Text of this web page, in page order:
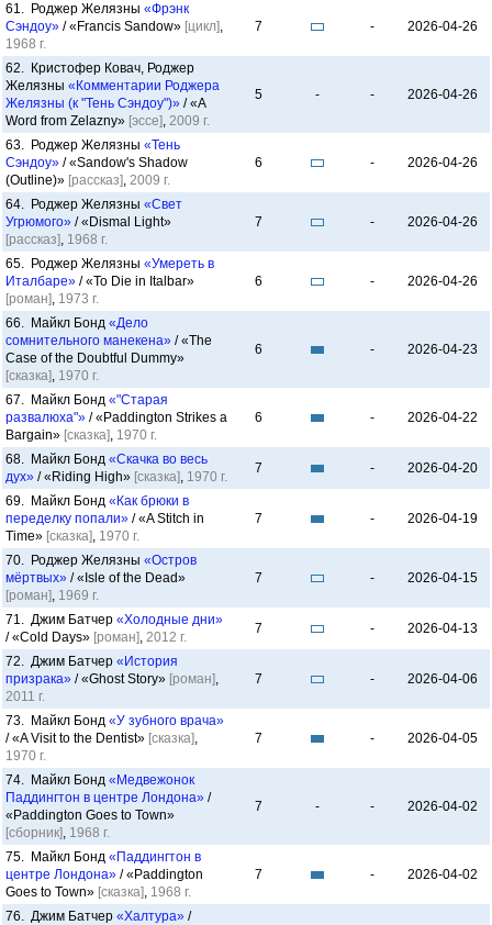
61. Роджер Желязны «Фрэнк
Сэндоу» / «Francis Sandow» [цикл],
1968 г.
7 - 2026-04-26
62. Кристофер Ковач, Роджер
Желязны «Комментарии Роджера
Желязны (к "Тень Сэндоу")» / «A
Word from Zelazny» [эссе], 2009 г.
5 - - 2026-04-26
63. Роджер Желязны «Тень
Сэндоу» / «Sandow's Shadow
(Outline)» [рассказ], 2009 г.
6 - 2026-04-26
64. Роджер Желязны «Свет
Угрюмого» / «Dismal Light»
[рассказ], 1968 г.
7 - 2026-04-26
65. Роджер Желязны «Умереть в
Италбаре» / «To Die in Italbar»
[роман], 1973 г.
6 - 2026-04-26
66. Майкл Бонд «Дело
сомнительного манекена» / «The
Case of the Doubtful Dummy»
[сказка], 1970 г.
6 - 2026-04-23
67. Майкл Бонд «"Старая
развалюха"» / «Paddington Strikes a
Bargain» [сказка], 1970 г.
6 - 2026-04-22
68. Майкл Бонд «Скачка во весь
дух» / «Riding High» [сказка], 1970 г.
7 - 2026-04-20
69. Майкл Бонд «Как брюки в
переделку попали» / «A Stitch in
Time» [сказка], 1970 г.
7 - 2026-04-19
70. Роджер Желязны «Остров
мёртвых» / «Isle of the Dead»
[роман], 1969 г.
7 - 2026-04-15
71. Джим Батчер «Холодные дни»
/ «Cold Days» [роман], 2012 г.
7 - 2026-04-13
72. Джим Батчер «История
призрака» / «Ghost Story» [роман],
2011 г.
7 - 2026-04-06
73. Майкл Бонд «У зубного врача»
/ «A Visit to the Dentist» [сказка],
1970 г.
7 - 2026-04-05
74. Майкл Бонд «Медвежонок
Паддингтон в центре Лондона» /
«Paddington Goes to Town»
[сборник], 1968 г.
7 - - 2026-04-02
75. Майкл Бонд «Паддингтон в
центре Лондона» / «Paddington
Goes to Town» [сказка], 1968 г.
7 - 2026-04-02
76. Джим Батчер «Халтура» /